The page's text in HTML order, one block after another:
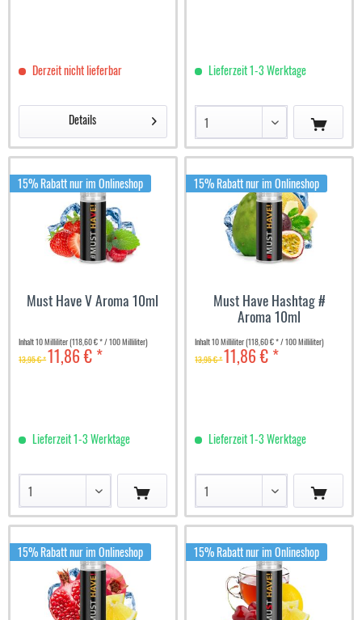
Derzeit nicht lieferbar
Details
Lieferzeit 1-3 Werktage
15% Rabatt nur im Onlineshop
Must Have V Aroma 10ml
Inhalt10 Milliliter(118,60 € * / 100 Milliliter)
13,95 € *11,86 € *
Lieferzeit 1-3 Werktage
15% Rabatt nur im Onlineshop
Must Have Hashtag #
Aroma 10ml
Inhalt10 Milliliter(118,60 € * / 100 Milliliter)
13,95 € *11,86 € *
Lieferzeit 1-3 Werktage
15% Rabatt nur im Onlineshop 15% Rabatt nur im Onlineshop